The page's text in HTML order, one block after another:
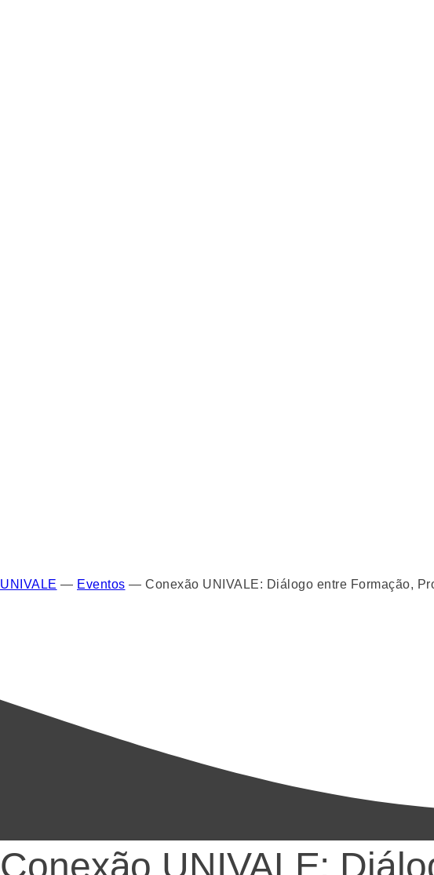
UNIVALE — Eventos — Conexão UNIVALE: Diálogo entre Formação,
Conexão UNIVALE: